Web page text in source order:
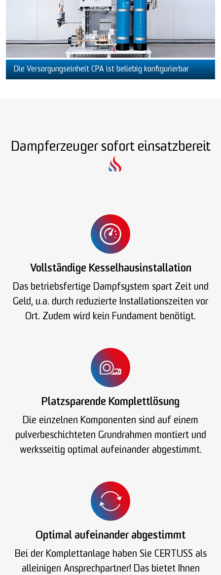
Die Versorgungseinheit CPA ist beliebig konfigurierbar
Dampferzeuger sofort einsatzbereit
Vollständige Kesselhausinstallation
Das betriebsfertige Dampfsystem spart Zeit und
Geld, u.a. durch reduzierte Installationszeiten vor
Ort. Zudem wird kein Fundament benötigt.
Platzsparende Komplettlösung
Die einzelnen Komponenten sind auf einem
pulverbeschichteten Grundrahmen montiert und
werksseitig optimal aufeinander abgestimmt.
Optimal aufeinander abgestimmt
Bei der Komplettanlage haben Sie CERTUSS als
alleinigen Ansprechpartner! Das bietet Ihnen